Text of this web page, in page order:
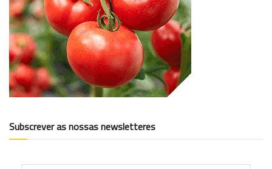
Subscrever as nossas newsletteres